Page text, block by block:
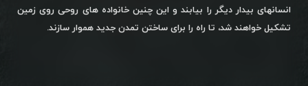
انسانهای بیدار دیگر را بیابند و این چنین خانواده های روحی روی زمین
تشکیل خواهند شد، تا راه را برای ساختن تمدن جدید هموار سازند.